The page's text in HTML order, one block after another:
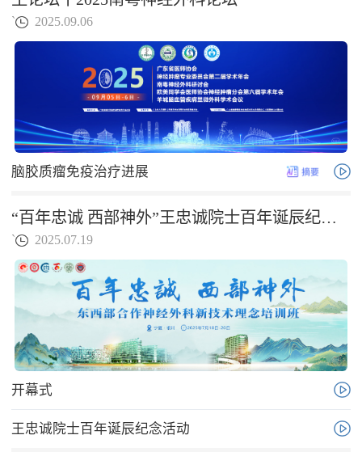
` 2025.09.06
脑胶质瘤免疫治疗进展
“百年忠诚 西部神外”王忠诚院士百年诞辰纪念活动系列
` 2025.07.19
开幕式
王忠诚院士百年诞辰纪念活动